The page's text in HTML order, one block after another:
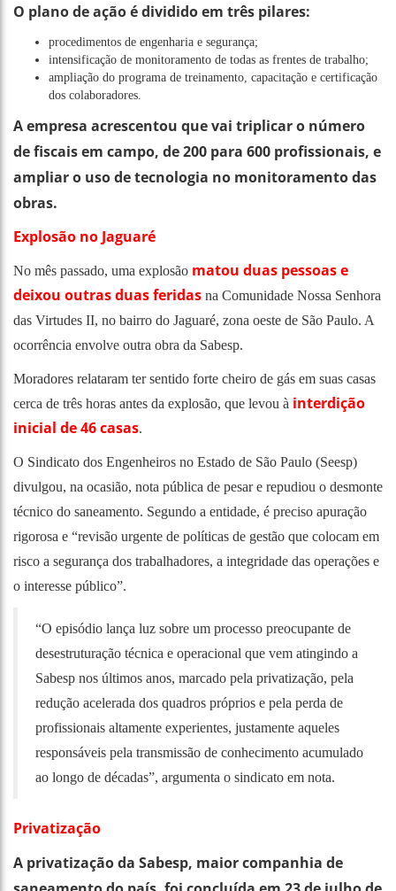
O plano de ação é dividido em três pilares:
procedimentos de engenharia e segurança;
intensificação de monitoramento de todas as frentes de trabalho;
ampliação do programa de treinamento, capacitação e certificação
dos colaboradores.
A empresa acrescentou que vai triplicar o número
de fiscais em campo, de 200 para 600 profissionais, e
ampliar o uso de tecnologia no monitoramento das
obras.
Explosão no Jaguaré
No mês passado, uma explosão matou duas pessoas e
deixou outras duas feridas na Comunidade Nossa Senhora
das Virtudes II, no bairro do Jaguaré, zona oeste de São Paulo. A
ocorrência envolve outra obra da Sabesp.
Moradores relataram ter sentido forte cheiro de gás em suas casas
cerca de três horas antes da explosão, que levou à interdição
inicial de 46 casas.
O Sindicato dos Engenheiros no Estado de São Paulo (Seesp)
divulgou, na ocasião, nota pública de pesar e repudiou o desmonte
técnico do saneamento. Segundo a entidade, é preciso apuração
rigorosa e “revisão urgente de políticas de gestão que colocam em
risco a segurança dos trabalhadores, a integridade das operações e
o interesse público”.
“O episódio lança luz sobre um processo preocupante de
desestruturação técnica e operacional que vem atingindo a
Sabesp nos últimos anos, marcado pela privatização, pela
redução acelerada dos quadros próprios e pela perda de
profissionais altamente experientes, justamente aqueles
responsáveis pela transmissão de conhecimento acumulado
ao longo de décadas”, argumenta o sindicato em nota.
Privatização
A privatização da Sabesp, maior companhia de